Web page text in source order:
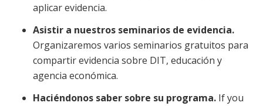
aplicar evidencia.
Asistir a nuestros seminarios de evidencia.
Organizaremos varios seminarios gratuitos para
compartir evidencia sobre DIT, educación y
agencia económica.
Haciéndonos saber sobre su programa. If you